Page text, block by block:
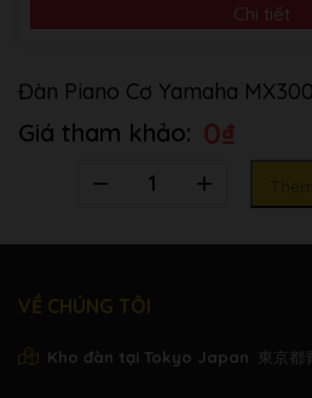
Chi tiết
Đàn Piano Cơ Yamaha
0₫
VỀ CHÚNG TÔI
Kho đàn tại Tokyo Japan: 東京都